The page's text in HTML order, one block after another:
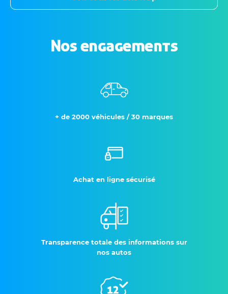
Nos engagements
+ de 2000 véhicules / 30 marques
Achat en ligne sécurisé
Transparence totale des informations sur
nos autos